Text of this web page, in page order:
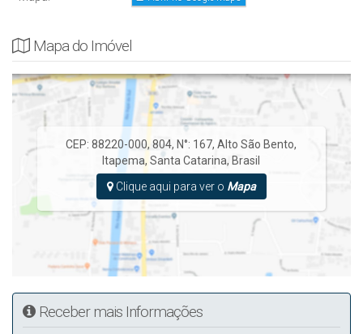
Mapa do Imóvel
CEP: 88220-000,804, N°: 167,Alto São Bento,
Itapema,Santa Catarina, Brasil
Clique aqui para ver o Mapa
Receber mais Informações